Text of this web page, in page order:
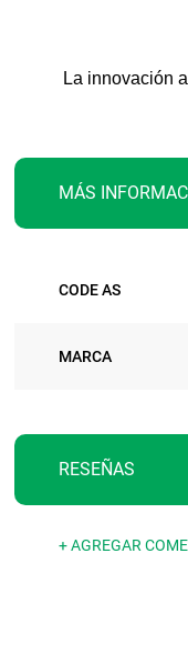
La innovación
MÁS
información
CODE AS
MARCA
RESEÑAS
+ AGREGAR